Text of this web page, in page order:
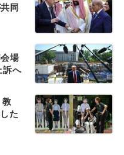
同
場
訴へ
教
た